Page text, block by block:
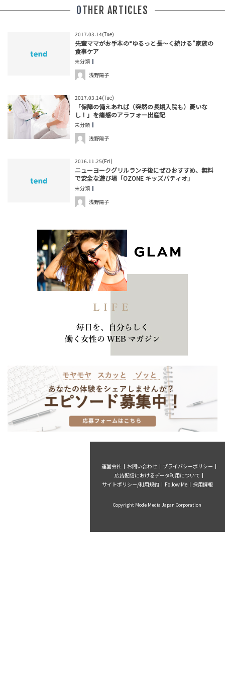
OTHER ARTICLES
2017.03.14(Tue)
先輩ママがお手本の“ゆるっと長～く続ける”家族の
食事ケア
未分類
浅野陽子
2017.03.14(Tue)
「保障の備えあれば（突然の長期入院も）憂いな
し！」を痛感のアラフォー出産記
未分類
浅野陽子
2016.11.25(Fri)
ニューヨークグリルランチ後にぜひおすすめ、無料
で安全な遊び場「OZONE キッズパティオ」
未分類
浅野陽子
運営会社 お問い合わせ
プライバシーポリシー
広告配信におけるデータ利用について
サイトポリシー/利用規約
Follow Me 採用情報
Copyright Mode Media Japan Corporation